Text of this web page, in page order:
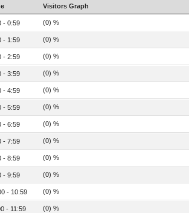
Visitors Graph
- 0:59 (0) %
- 1:59 (0) %
- 2:59 (0) %
- 3:59 (0) %
- 4:59 (0) %
- 5:59 (0) %
- 6:59 (0) %
- 7:59 (0) %
- 8:59 (0) %
- 9:59 (0) %
- 10:59 (0) %
- 11:59 (0) %